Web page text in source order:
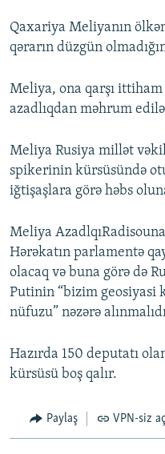
Qaxariya Meliyanın
qərarın düzgün
Meliya, ona qarşı
azadlıqdan məhrum
Meliya Rusiya millət
spikerinin kürsüsündə
iğtişaşlara görə həbs
Meliya
Hərəkatın parlamentə
olacaq və buna görə də
Putinin “bizim geosiyasi
nüfuzu” nəzərə
Hazırda 150 deputatı
kürsüsü boş qalır.
Paylaş VPN-siz